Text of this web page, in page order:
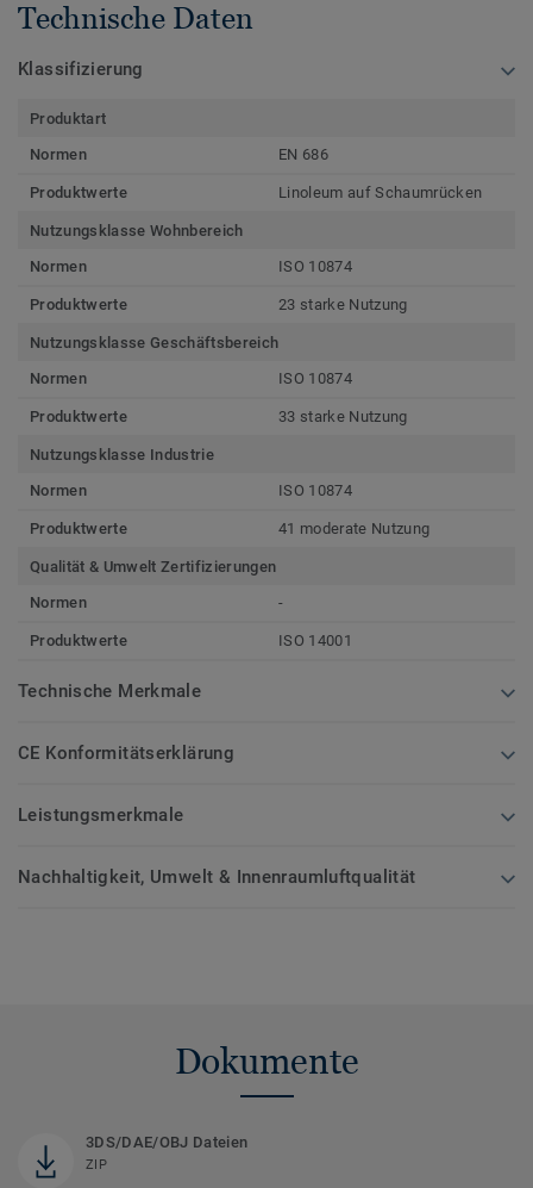
Technische Daten
Klassifizierung
Produktart
Normen
EN 686
Produktwerte Linoleum auf Schaumrücken
Nutzungsklasse Wohnbereich
Normen
ISO 10874
Produktwerte 23 starke Nutzung
Nutzungsklasse Geschäftsbereich
Normen
ISO 10874
Produktwerte 33 starke Nutzung
Nutzungsklasse Industrie
Normen
ISO 10874
Produktwerte 41 moderate Nutzung
Qualität & Umwelt Zertifizierungen
Normen
-
Produktwerte ISO 14001
Technische Merkmale
CE Konformitätserklärung
Leistungsmerkmale
Nachhaltigkeit, Umwelt & Innenraumluftqualität
Dokumente
3DS/DAE/OBJ Dateien
ZIP